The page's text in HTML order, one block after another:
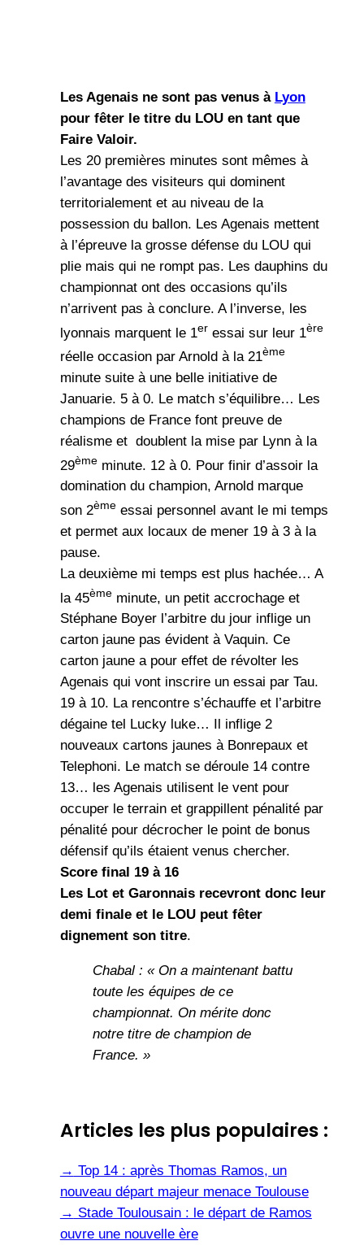
Les Agenais ne sont pas venus à Lyon
pour fêter le titre du LOU en tant que
Faire Valoir.
Les 20 premières minutes sont mêmes à
l’avantage des visiteurs qui dominent
territorialement et au niveau de la
possession du ballon. Les Agenais mettent
à l’épreuve la grosse défense du LOU qui
plie mais qui ne rompt pas. Les dauphins du
championnat ont des occasions qu’ils
n’arrivent pas à conclure. A l’inverse, les
lyonnais marquent le 1eressai sur leur 1ère
réelle occasion par Arnold à la 21ème
minute suite à une belle initiative de
Januarie. 5 à 0. Le match s’équilibre… Les
champions de France font preuve de
réalisme et doublent la mise par Lynn à la
29èmeminute. 12 à 0. Pour finir d’assoir la
domination du champion, Arnold marque
son 2èmeessai personnel avant le mi temps
et permet aux locaux de mener 19 à 3 à la
pause.
La deuxième mi temps est plus hachée… A
la 45èmeminute, un petit accrochage et
Stéphane Boyer l’arbitre du jour inflige un
carton jaune pas évident à Vaquin. Ce
carton jaune a pour effet de révolter les
Agenais qui vont inscrire un essai par Tau.
19 à 10. La rencontre s’échauffe et l’arbitre
dégaine tel Lucky luke… Il inflige 2
nouveaux cartons jaunes à Bonrepaux et
Telephoni. Le match se déroule 14 contre
13… les Agenais utilisent le vent pour
occuper le terrain et grappillent pénalité par
pénalité pour décrocher le point de bonus
défensif qu’ils étaient venus chercher.
Score final 19 à 16
Les Lot et Garonnais recevront donc leur
demi finale et le LOU peut fêter
dignement son titre.
Chabal : « On a maintenant battu
toute les équipes de ce
championnat. On mérite donc
notre titre de champion de
France. »
Articles les plus populaires :
→ Top 14 : après Thomas Ramos, un
nouveau départ majeur menace Toulouse
→ Stade Toulousain : le départ de Ramos
ouvre une nouvelle ère